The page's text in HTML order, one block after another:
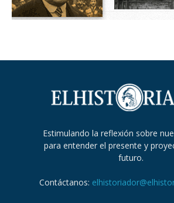
Estimulando la reflexión sobre
para entender el presente y
futuro.
Contáctanos: